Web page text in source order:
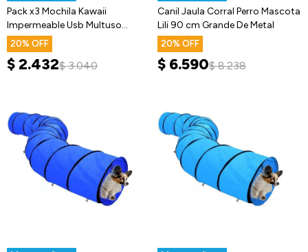
Pack x3 Mochila Kawaii
Impermeable Usb Multuso
Resistente
20
$2.432$ 3.040
Canil Jaula Corral Perro Mascota
Lili 90 cm Grande De Metal
20
$ 6.590$ 8.238